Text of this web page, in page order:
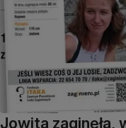
Jowita zaginęła,